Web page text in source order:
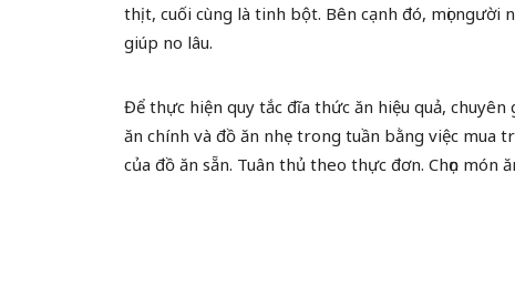
thịt, cuối cùng là tinh bột. Bên cạnh đó, mọi
giúp no lâu.
Để thực hiện quy tắc đĩa thức ăn hiệu quả,
ăn chính và đồ ăn nhẹ trong tuần bằng việc mua
của đồ ăn sẵn. Tuân thủ theo thực đơn. Chọn